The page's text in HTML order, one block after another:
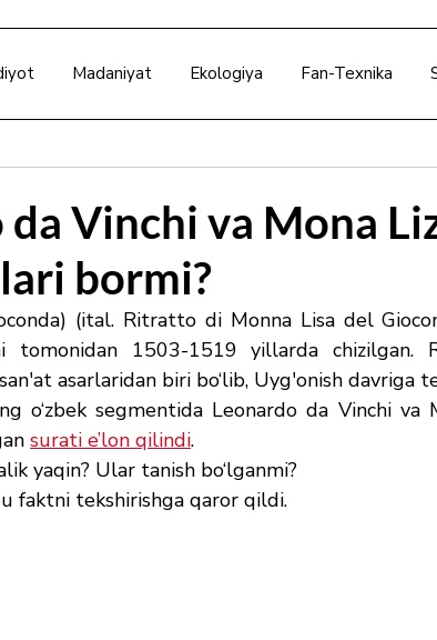
Madaniyat Ekologiya Fan-Texnika
da Vinchi va Mona
bormi?
(ital. Ritratto di Monna Lisa del
tomonidan 1503-1519 yillarda chizilgan.
asarlaridan biri bo‘lib, Uyg'onish davriga
o‘zbek segmentida Leonardo da Vinchi va
surati e’lon qilindi.
yaqin? Ular tanish bo‘lganmi?
faktni tekshirishga qaror qildi.